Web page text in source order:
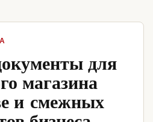
для
магазина
и смежных